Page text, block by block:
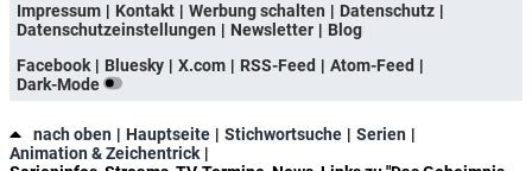
Impressum
Kontakt Werbung schalten
Datenschutz
Datenschutzeinstellungen
Newsletter
Blog
Facebook
Bluesky X.com RSS-Feed
Atom-Feed
Dark-Mode
nach oben Hauptseite Stichwortsuche
Serien
Animation & Zeichentrick